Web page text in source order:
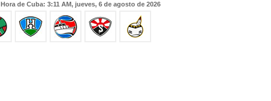
Hora de Cuba: 3:11 AM, jueves, 6 de agosto de 2026